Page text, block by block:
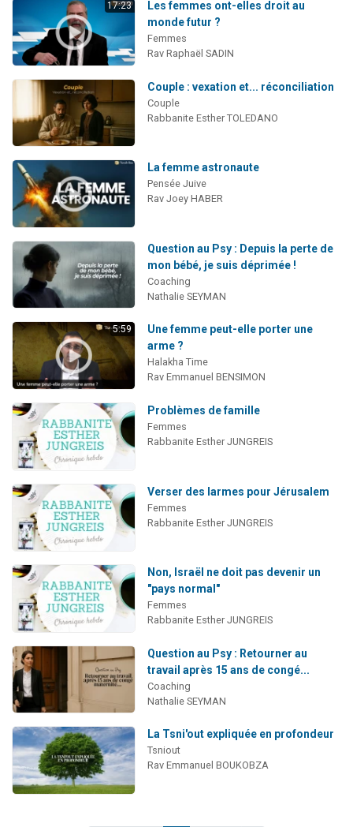
17:23
Les femmes ont-elles droit au
monde futur ?
Femmes
Rav Raphaël SADIN
Couple : vexation et... réconciliation
Couple
Rabbanite Esther TOLEDANO
La femme astronaute
Pensée Juive
Rav Joey HABER
Question au Psy : Depuis la perte de
mon bébé, je suis déprimée !
Coaching
Nathalie SEYMAN
5:59
Une femme peut-elle porter une
arme ?
Halakha Time
Rav Emmanuel BENSIMON
Problèmes de famille
Femmes
Rabbanite Esther JUNGREIS
Verser des larmes pour Jérusalem
Femmes
Rabbanite Esther JUNGREIS
Non, Israël ne doit pas devenir un
"pays normal"
Femmes
Rabbanite Esther JUNGREIS
Question au Psy : Retourner au
travail après 15 ans de congé...
Coaching
Nathalie SEYMAN
La Tsni'out expliquée en profondeur
Tsniout
Rav Emmanuel BOUKOBZA